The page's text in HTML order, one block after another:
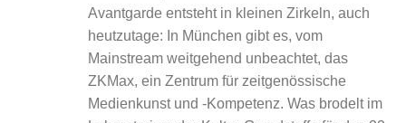
Avantgarde entsteht in kleinen Zirkeln, auch
heutzutage: In München gibt es, vom
Mainstream weitgehend unbeachtet, das
ZKMax, ein Zentrum für zeitgenössische
Medienkunst und -Kompetenz. Was brodelt im